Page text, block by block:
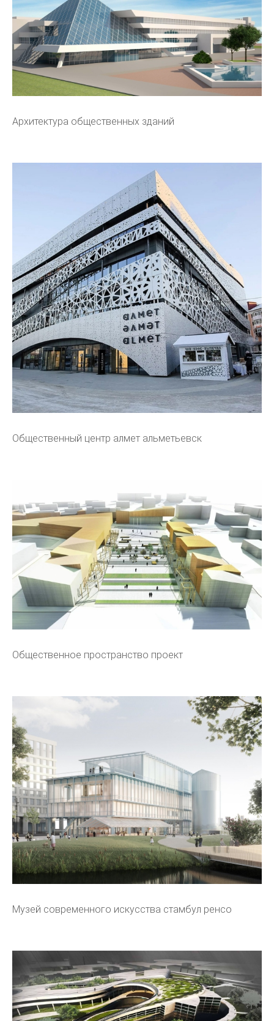
Архитектура общественных зданий
Общественный центр алмет альметьевск
Общественное пространство проект
Музей современного искусства стамбул ренсо